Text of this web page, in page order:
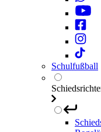
Schulfußball